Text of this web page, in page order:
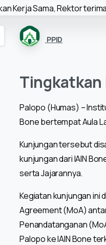
PPID
Tingkatkan
Palopo (Humas) –
Bone bertempat Aula
Kunjungan tersebut
kunjungan dari IAIN
serta Jajarannya.
Kegiatan kunjungan ini
Agreement (MoA)
Penandatanganan
Palopo ke IAIN Bone